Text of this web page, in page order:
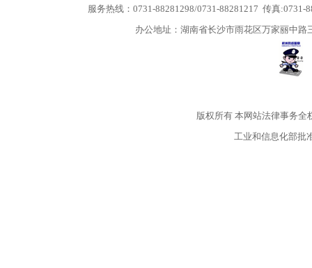
服务热线：0731-88281298/0731-88281217 传真:0731-
办公地址：湖南省长沙市雨花区万家丽中
版权所有本网站法律事务全
工业和信息化部批